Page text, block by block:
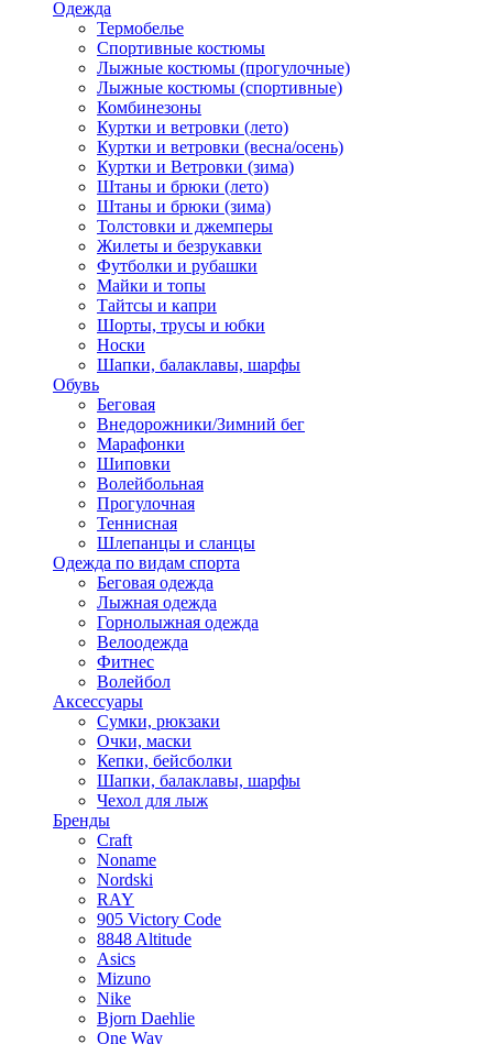
Одежда
Термобелье
Спортивные костюмы
Лыжные костюмы (прогулочные)
Лыжные костюмы (спортивные)
Комбинезоны
Куртки и ветровки (лето)
Куртки и ветровки (весна/осень)
Куртки и Ветровки (зима)
Штаны и брюки (лето)
Штаны и брюки (зима)
Толстовки и джемперы
Жилеты и безрукавки
Футболки и рубашки
Майки и топы
Тайтсы и капри
Шорты, трусы и юбки
Носки
Шапки, балаклавы, шарфы
Обувь
Беговая
Внедорожники/Зимний бег
Марафонки
Шиповки
Волейбольная
Прогулочная
Теннисная
Шлепанцы и сланцы
Одежда по видам спорта
Беговая одежда
Лыжная одежда
Горнолыжная одежда
Велоодежда
Фитнес
Волейбол
Аксессуары
Сумки, рюкзаки
Очки, маски
Кепки, бейсболки
Шапки, балаклавы, шарфы
Чехол для лыж
Бренды
Craft
Noname
Nordski
RAY
905 Victory Code
8848 Altitude
Asics
Mizuno
Nike
Bjorn Daehlie
One Way